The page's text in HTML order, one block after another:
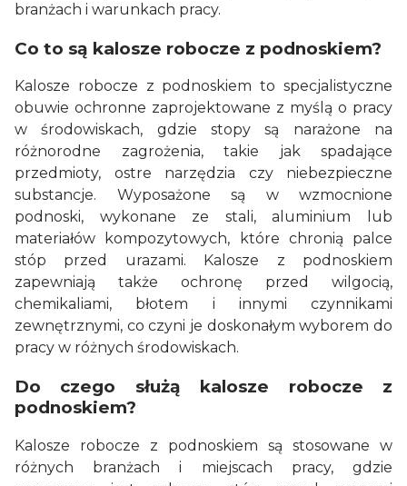
branżach i warunkach pracy.
Co to są kalosze robocze z podnoskiem?
Kalosze robocze z podnoskiem to specjalistyczne
obuwie ochronne zaprojektowane z myślą o pracy
w środowiskach, gdzie stopy są narażone na
różnorodne zagrożenia, takie jak spadające
przedmioty, ostre narzędzia czy niebezpieczne
substancje. Wyposażone są w wzmocnione
podnoski, wykonane ze stali, aluminium lub
materiałów kompozytowych, które chronią palce
stóp przed urazami. Kalosze z podnoskiem
zapewniają także ochronę przed wilgocią,
chemikaliami, błotem i innymi czynnikami
zewnętrznymi, co czyni je doskonałym wyborem do
pracy w różnych środowiskach.
Do czego służą kalosze robocze z
podnoskiem?
Kalosze robocze z podnoskiem są stosowane w
różnych branżach i miejscach pracy, gdzie